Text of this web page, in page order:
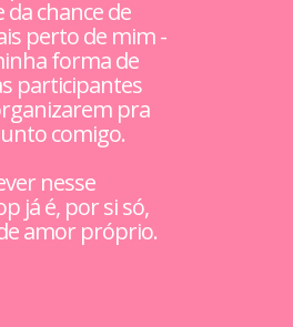
da chance de
perto de mim -
forma de
participantes
pra
comigo.
nesse
já é, por si só,
amor próprio.